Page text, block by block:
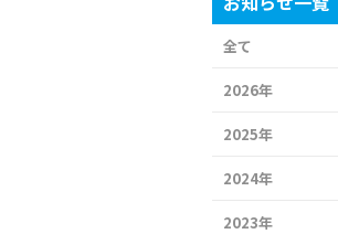
全て
2026年
2025年
2024年
2023年